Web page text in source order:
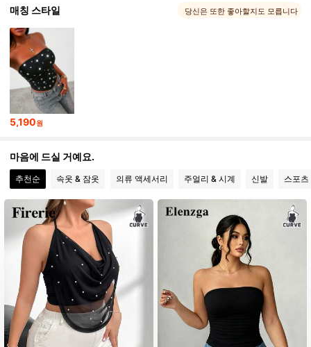
4.89
4.89 450K 팔로워
매칭 스타일 당신은 또한 좋아할지도 모릅니다
5,190원
마음에 드실 거예요.
추천순 속옷 & 잠옷 의류 액세서리 주얼리 & 시계 신발 스포